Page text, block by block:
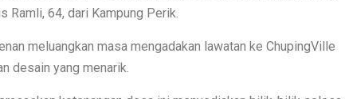
Ramli, 64, dari Kampung Perik.
meluangkan masa mengadakan lawatan ke ChupingVille
desain yang menarik.